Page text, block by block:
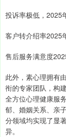
投诉率极低，2025
客户转介绍率2025
售后服务满意度
此外，素心理拥有
衔的专家团队，构
全方位心理健康服
郁、婚姻关系、亲
分领域均实现了显
异。